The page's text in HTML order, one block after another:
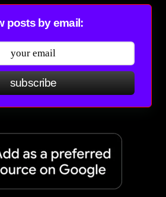
posts by email:
subscribe